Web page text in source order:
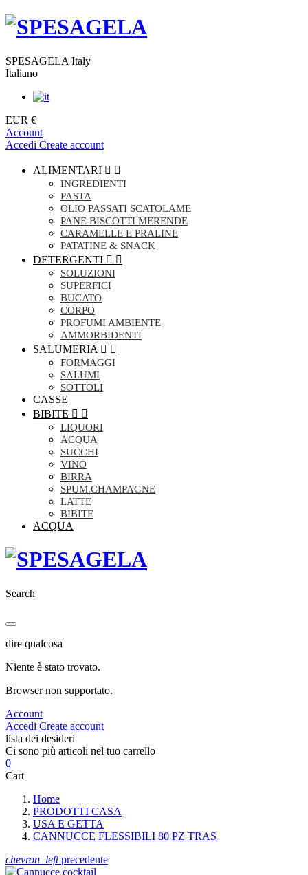
SPESAGELA Italy
Italiano
EUR €
Account
Accedi Create account
ALIMENTARI  
INGREDIENTI
PASTA
OLIO PASSATI SCATOLAME
PANE BISCOTTI MERENDE
CARAMELLE E PRALINE
PATATINE & SNACK
DETERGENTI  
SOLUZIONI
SUPERFICI
BUCATO
CORPO
PROFUMI AMBIENTE
AMMORBIDENTI
SALUMERIA  
FORMAGGI
SALUMI
SOTTOLI
CASSE
BIBITE  
LIQUORI
ACQUA
SUCCHI
VINO
BIRRA
SPUM.CHAMPAGNE
LATTE
BIBITE
ACQUA
Search
dire qualcosa
Niente è stato trovato.
Browser non supportato.
Account
Accedi Create account
lista dei desideri
Ci sono più articoli nel tuo carrello
0
Cart
Home
PRODOTTI CASA
USA E GETTA
CANNUCCE FLESSIBILI 80 PZ TRAS
chevron_leftprecedente